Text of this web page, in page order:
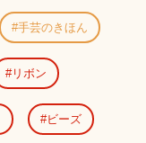
手芸のきほん
リボン
ビーズ